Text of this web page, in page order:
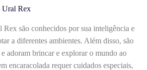
Ural Rex
Rex são conhecidos por sua inteligência e
a diferentes ambientes. Além disso, são
e adoram brincar e explorar o mundo ao
encaracolada requer cuidados especiais,